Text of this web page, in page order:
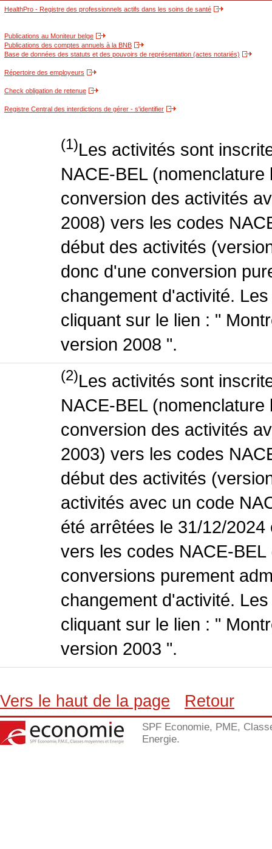
HealthPro - Registre des professionnels actifs dans les soins de santé
Publications au Moniteur belge
Publications des comptes annuels à la BNB
Base de données des statuts et des pouvoirs de représentation (actes notariés)
Répertoire des employeurs
Check obligation de retenue
Registre Central des interdictions de gérer - s'identifier
(1)Les activités sont
NACE-BEL
conversion des activités
2008) vers les codes
début des activités
donc d'une conversion
changement d'activité.
cliquant sur le lien : "
version 2008 ".
(2)Les activités sont
NACE-BEL
conversion des activités
2003) vers les codes
début des activités
activités avec un code
été arrêtées le 31/12/
vers les codes NACE-
conversions purement
changement d'activité.
cliquant sur le lien : "
version 2003 ".
Vers le haut de la page Retour
SPF Economie, PME,
Energie.